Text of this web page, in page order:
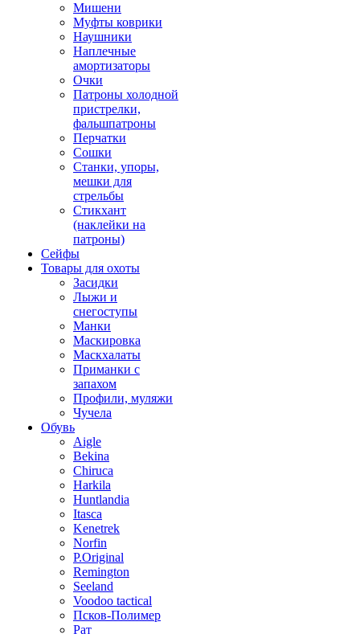
Мишени
Муфты коврики
Наушники
Наплечные
амортизаторы
Очки
Патроны холодной
пристрелки,
фальшпатроны
Перчатки
Сошки
Станки, упоры,
мешки для
стрельбы
Стикхант
(наклейки на
патроны)
Сейфы
Товары для охоты
Засидки
Лыжи и
снегоступы
Манки
Маскировка
Маскхалаты
Приманки с
запахом
Профили, муляжи
Чучела
Обувь
Aigle
Bekina
Chiruсa
Harkila
Huntlandia
Itasca
Kenetrek
Norfin
P.Original
Remington
Seeland
Voodoo tactical
Псков-Полимер
Рат